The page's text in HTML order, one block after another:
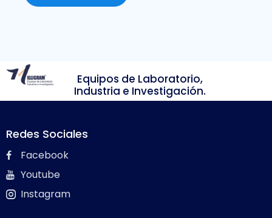
Equipos de Laboratorio,
Industria e Investigación.
Redes Sociales
Facebook
Youtube
Instagram